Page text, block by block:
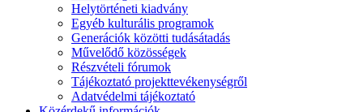
Helytörténeti kiadvány
Egyéb kulturális programok
Generációk közötti tudásátadás
Művelődő közösségek
Részvételi fórumok
Tájékoztató projekttevékenységről
Adatvédelmi tájékoztató